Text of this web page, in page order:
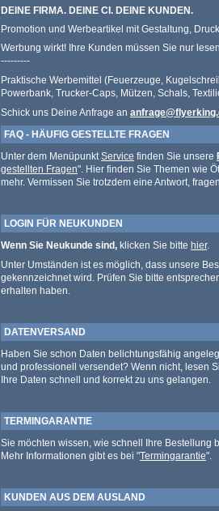
DEINE FIRMA. DEINE CI. DEINE KUNDEN.
Promotion und Werbeartikel mit Gestaltung,
Werbung wirkt! Ihre Kunden müssen Sie nur
---------
Praktische Werbemittel (Feuerzeuge,
Powerbank, Trucker-Caps, Mützen, Schals,
Schick uns Deine Anfrage an
FAQ - HÄUFIG GESTELLTE FRAGEN
Unter dem MenüpunktService finden Sie unsere
gestellten Fragen". Hier finden Sie Themen wie
mehr. Vermissen Sie trotzdem eine Antwort,
LOGIN FÜR NEUKUNDEN
Wenn Sie Neukunde sind, klicken Sie bitte hier.
Unter Umständen ist es möglich, dass unsere
gekennzeichnet wird. Prüfen Sie bitte
erhalten haben.
DATENVERSAND
Haben Sie schon Daten belichtungsfähig
und professionell versendet? Wenn nicht, lesen
Ihre Daten schnell und korrekt zu uns gelangen.
TERMINGARANTIE
Sie möchten wissen, wie schnell Ihre Bestellung
Mehr Informationen gibt es bei "Termingarantie".
KUNDEN AUS DEM AUSLAND